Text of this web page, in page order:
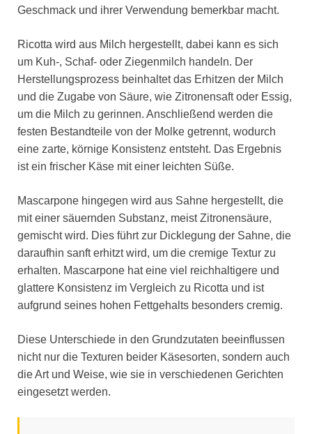
Geschmack und ihrer Verwendung bemerkbar macht.
Ricotta wird aus Milch hergestellt, dabei kann es sich
um Kuh-, Schaf- oder Ziegenmilch handeln. Der
Herstellungsprozess beinhaltet das Erhitzen der Milch
und die Zugabe von Säure, wie Zitronensaft oder Essig,
um die Milch zu gerinnen. Anschließend werden die
festen Bestandteile von der Molke getrennt, wodurch
eine zarte, körnige Konsistenz entsteht. Das Ergebnis
ist ein frischer Käse mit einer leichten Süße.
Mascarpone hingegen wird aus Sahne hergestellt, die
mit einer säuernden Substanz, meist Zitronensäure,
gemischt wird. Dies führt zur Dicklegung der Sahne, die
daraufhin sanft erhitzt wird, um die cremige Textur zu
erhalten. Mascarpone hat eine viel reichhaltigere und
glattere Konsistenz im Vergleich zu Ricotta und ist
aufgrund seines hohen Fettgehalts besonders cremig.
Diese Unterschiede in den Grundzutaten beeinflussen
nicht nur die Texturen beider Käsesorten, sondern auch
die Art und Weise, wie sie in verschiedenen Gerichten
eingesetzt werden.